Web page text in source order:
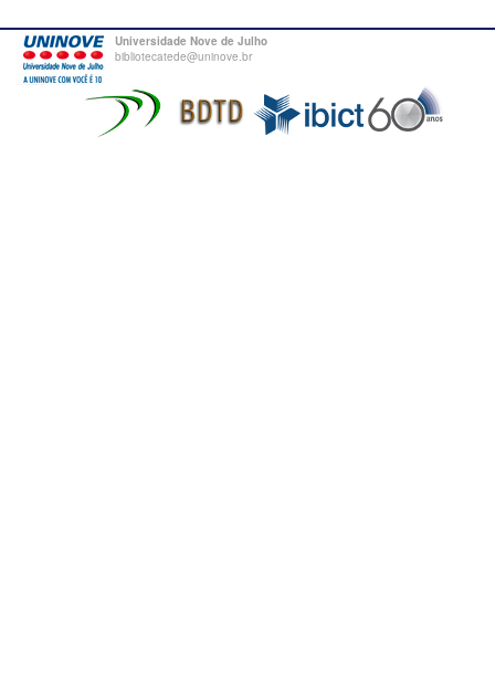
Universidade Nove de Julho
bibliotecatede@uninove.br